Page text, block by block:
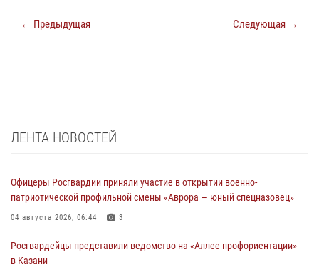
← Предыдущая Следующая →
ЛЕНТА НОВОСТЕЙ
Офицеры Росгвардии приняли участие в открытии военно-
патриотической профильной смены «Аврора — юный спецназовец»
04 августа 2026, 06:44 3
Росгвардейцы представили ведомство на «Аллее профориентации»
в Казани